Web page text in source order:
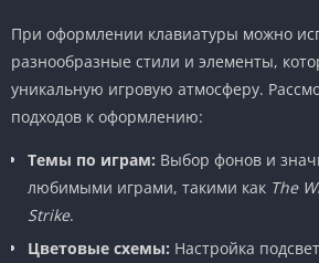
При оформлении клавиатуры можно
разнообразные стили и элементы,
уникальную игровую атмосферу.
подходов к оформлению:
Темы по играм: Выбор фонов и
любимыми играми, такими как The
Strike.
Цветовые схемы: Настройка